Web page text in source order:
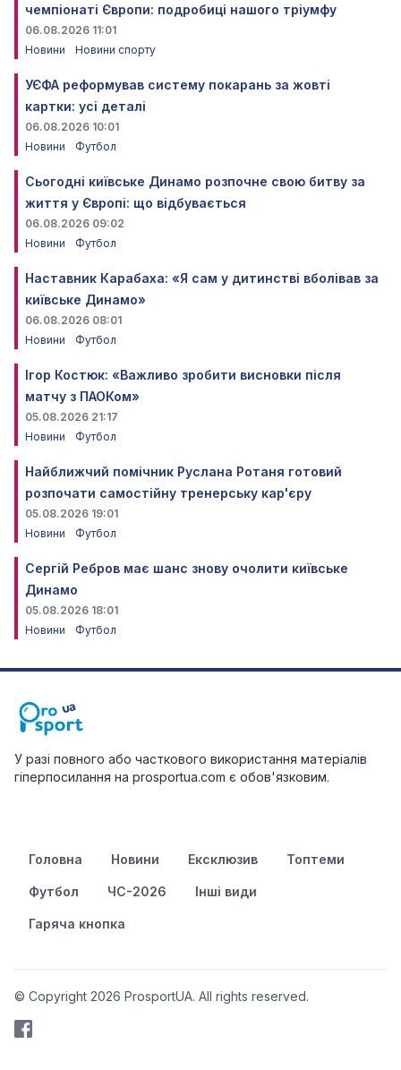
чемпіонаті Європи: подробиці нашого тріумфу
06.08.2026 11:01
Новини
Новини спорту
УЄФА реформував систему покарань за жовті
картки: усі деталі
06.08.2026 10:01
Новини
Футбол
Сьогодні київське Динамо розпочне свою битву за
життя у Європі: що відбувається
06.08.2026 09:02
Новини
Футбол
Наставник Карабаха: «Я сам у дитинстві вболівав за
київське Динамо»
06.08.2026 08:01
Новини
Футбол
Ігор Костюк: «Важливо зробити висновки після
матчу з ПАОКом»
05.08.2026 21:17
Новини
Футбол
Найближчий помічник Руслана Ротаня готовий
розпочати самостійну тренерську кар'єру
05.08.2026 19:01
Новини
Футбол
Сергій Ребров має шанс знову очолити київське
Динамо
05.08.2026 18:01
Новини
Футбол
У разі повного або часткового використання матеріалів
гіперпосилання на prosportua.com є обов'язковим.
Головна Новини Ексклюзив Топтеми
Футбол ЧС-2026 Інші види
Гаряча кнопка
© Copyright 2026 ProsportUA. All rights reserved.